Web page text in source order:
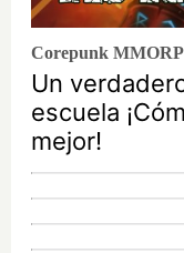
Corepunk
Un
escuela
mejor!